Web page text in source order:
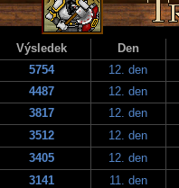
Výsledek
Den
5754
12. den
4487
12. den
3817
12. den
3512
12. den
3405
12. den
3141
11. den